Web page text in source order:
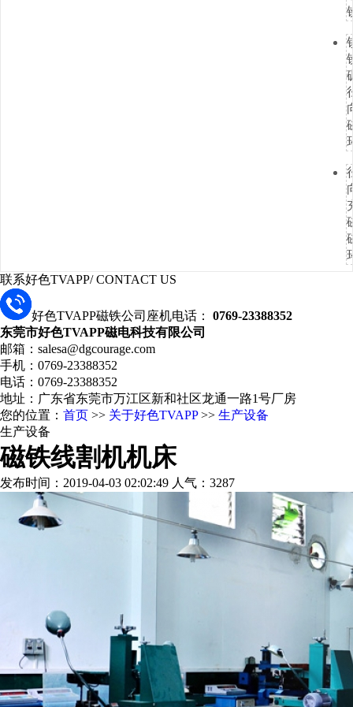
联系好色TVAPP/ CONTACT US
好色TVAPP磁铁公司座机电话：
0769-23388352
东莞市好色TVAPP磁电科技有限公司
邮箱：salesa@dgcourage.com
手机：0769-23388352
电话：0769-23388352
地址：广东省东莞市万江区新和社区龙通一路1号厂房
您的位置： 首页 >> 关于好色TVAPP>> 生产设备
生产设备
磁铁线割机机床
发布时间：2019-04-03 02:02:49 人气：3287